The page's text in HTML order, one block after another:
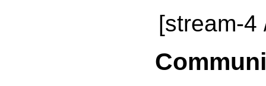
[stream-4